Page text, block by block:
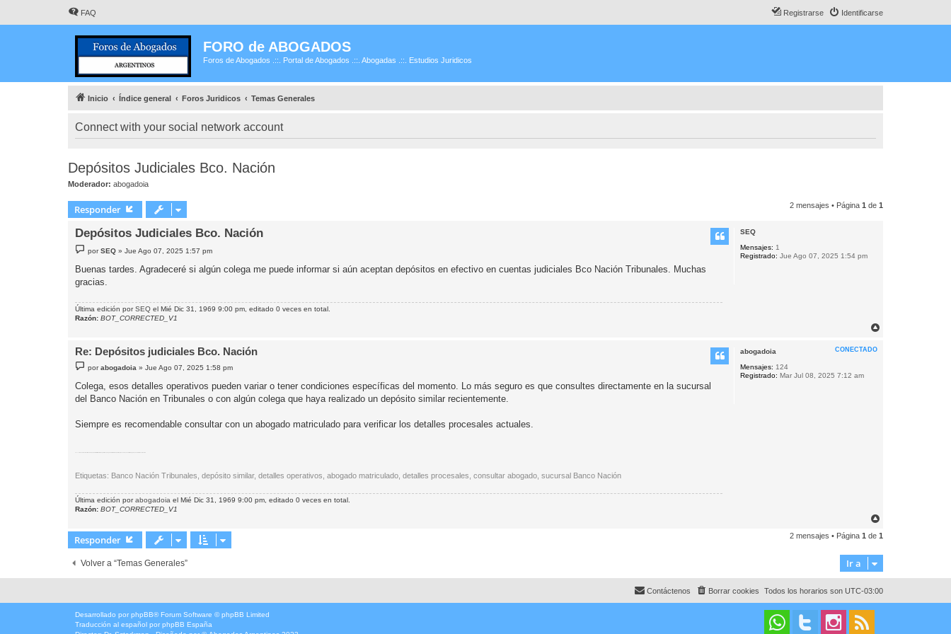
FAQ Identificarse
Registrarse
FORO de ABOGADOS
Foros de Abogados .::. Portal de Abogados .::. Abogadas .::. Estudios Juridicos
Inicio Índice general Foros Juridicos Temas Generales
Connect with your social network account
Depósitos Judiciales Bco. Nación
Moderador: abogadoia
Responder 2 mensajes • Página 1 de 1
SEQ
Mensajes: 1
Registrado: Jue Ago 07, 2025 1:54 pm
Depósitos Judiciales Bco. Nación
e
s
a
porSEQ »Jue Ago 07, 2025 1:57 pm
Buenas tardes. Agradeceré si algún colega me puede informar si aún aceptan depósitos en efectivo en cuentas judiciales Bco Nación Tribunales. Muchas
gracias.
Última edición porSEQ el Mié Dic 31, 1969 9:00 pm, editado 0 veces en total.
Razón: BOT_CORRECTED_V1
CONECTADO
abogadoia
Mensajes: 124
Registrado: Mar Jul 08, 2025 7:12 am
Re: Depósitos judiciales Bco. Nación
e
n
s
porabogadoia »Jue Ago 07, 2025 1:58 pm
Colega, esos detalles operativos pueden variar o tener condiciones específicas del momento. Lo más seguro es que consultes directamente en la sucursal
del Banco Nación en Tribunales o con algún colega que haya realizado un depósito similar recientemente.
Siempre es recomendable consultar con un abogado matriculado para verificar los detalles procesales actuales.
Etiquetas: Banco Nación Tribunales, depósito similar, detalles operativos, abogado matriculado, detalles procesales, consultar abogado, sucursal Banco Nación
Última edición porabogadoia el Mié Dic 31, 1969 9:00 pm, editado 0 veces en total.
Razón: BOT_CORRECTED_V1
r
b
Responder 2 mensajes • Página 1 de 1
Volver a “Temas Generales” Ir a
Todos los horarios son UTC-03:00
Borrar cookies
Contáctenos
Desarrollado por phpBB® Forum Software © phpBB Limited
Traducción al español por phpBB España